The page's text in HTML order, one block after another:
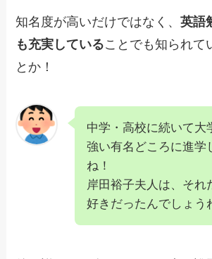
知名度が高いだけではなく、英語
も充実していることでも知られて
とか！
中学・高校に続いて大
強い有名どころに進学
ね！
岸田裕子夫人は、それ
好きだったんでしょう